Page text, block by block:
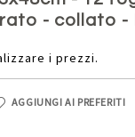
- collato -
i prezzi.
AGGIUNGI AI PREFERITI